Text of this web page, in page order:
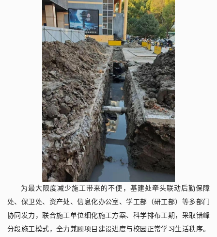
为最大限度减少施工带来的不便，基建处牵头联动后勤保障
处、保卫处、资产处、信息化办公室、学工部（研工部）等多部门
协同发力，联合施工单位细化施工方案、科学排布工期，采取错峰
分段施工模式，全力兼顾项目建设进度与校园正常学习生活秩序。